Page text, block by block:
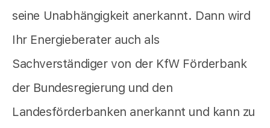
seine Unabhängigkeit anerkannt. Dann wird
Ihr Energieberater auch als
Sachverständiger von der KfW Förderbank
der Bundesregierung und den
Landesförderbanken anerkannt und kann zu